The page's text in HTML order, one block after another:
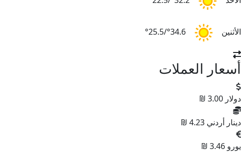
الأثنين 34.6°/25.5°
أسعار العملات
دولار 3.00 ₪
دينار أردني 4.23 ₪
يورو 3.46 ₪